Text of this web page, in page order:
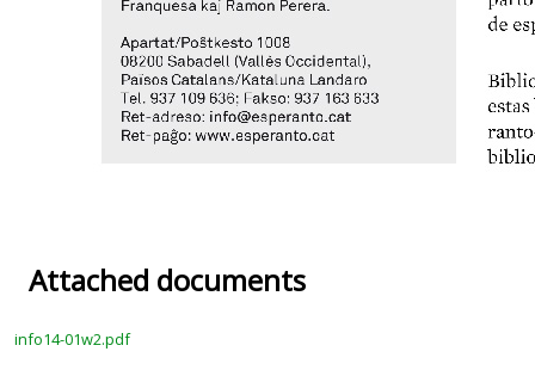
Attached documents
info14-01w2.pdf